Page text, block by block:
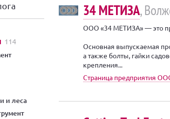
114
и леса
34 МЕТИЗА,
ООО «34 МЕТИЗА» — это
Основная выпускаемая
а также болты, гайки
крепления...
Страница предприятия